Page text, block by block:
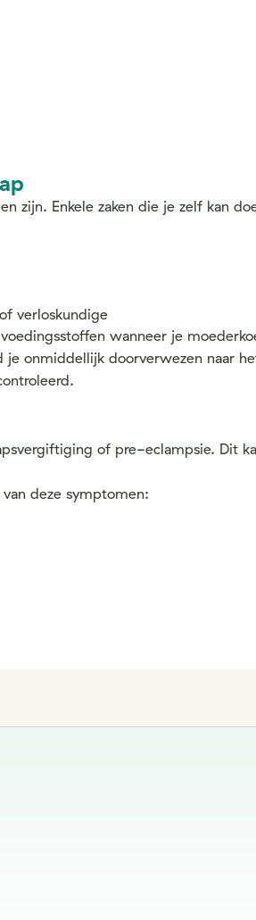
zijn. Enkele zaken die je zelf kan
verloskundige
wanneer je
onmiddellijk doorverwezen naar
of pre-eclampsie. Dit
deze symptomen: